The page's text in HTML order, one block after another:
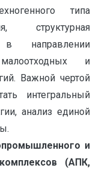
типа
структурная
в направлении
и
Важной чертой
интегральный
анализ единой
и
(АПК,